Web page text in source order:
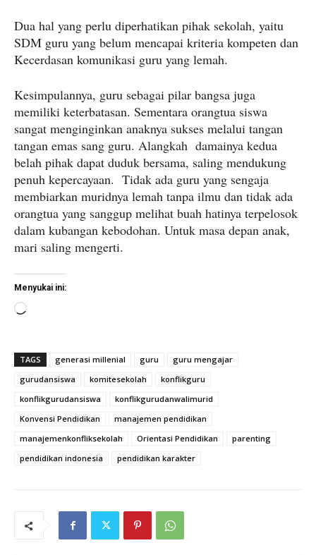
Dua hal yang perlu diperhatikan pihak sekolah, yaitu
SDM guru yang belum mencapai kriteria kompeten dan
Kecerdasan komunikasi guru yang lemah.
Kesimpulannya, guru sebagai pilar bangsa juga
memiliki keterbatasan. Sementara orangtua siswa
sangat menginginkan anaknya sukses melalui tangan
tangan emas sang guru. Alangkah damainya kedua
belah pihak dapat duduk bersama, saling mendukung
penuh kepercayaan. Tidak ada guru yang sengaja
membiarkan muridnya lemah tanpa ilmu dan tidak ada
orangtua yang sanggup melihat buah hatinya terpelosok
dalam kubangan kebodohan. Untuk masa depan anak,
mari saling mengerti.
Menyukai ini:
M
u
a
t
.
.
.
TAGS generasi millenial guru
guru mengajar
gurudansiswa
komitesekolah
konflikguru
konflikgurudansiswa
konflikgurudanwalimurid
Konvensi Pendidikan
manajemen pendidikan
manajemenkonfliksekolah
Orientasi Pendidikan
parenting
pendidikan indonesia
pendidikan karakter